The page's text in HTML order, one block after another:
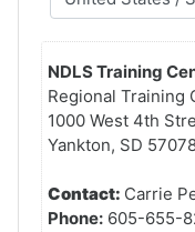
NDLS Training
Regional Training
1000 West 4th
Yankton, SD
Contact: Carrie
Phone: 605-655-